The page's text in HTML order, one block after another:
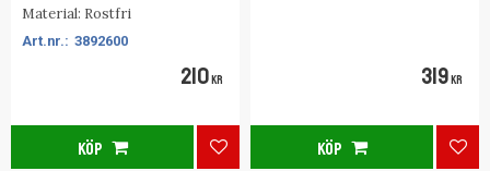
Material: Rostfri
3892600
210KR
Lägg till i favoriter
KÖP
319KR
KÖP